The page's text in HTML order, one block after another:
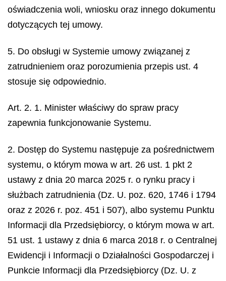
oświadczenia woli, wniosku oraz innego dokumentu
dotyczących tej umowy.
5. Do obsługi w Systemie umowy związanej z
zatrudnieniem oraz porozumienia przepis ust. 4
stosuje się odpowiednio.
Art. 2. 1. Minister właściwy do spraw pracy
zapewnia funkcjonowanie Systemu.
2. Dostęp do Systemu następuje za pośrednictwem
systemu, o którym mowa w art. 26 ust. 1 pkt 2
ustawy z dnia 20 marca 2025 r. o rynku pracy i
służbach zatrudnienia (Dz. U. poz. 620, 1746 i 1794
oraz z 2026 r. poz. 451 i 507), albo systemu Punktu
Informacji dla Przedsiębiorcy, o którym mowa w art.
51 ust. 1 ustawy z dnia 6 marca 2018 r. o Centralnej
Ewidencji i Informacji o Działalności Gospodarczej i
Punkcie Informacji dla Przedsiębiorcy (Dz. U. z